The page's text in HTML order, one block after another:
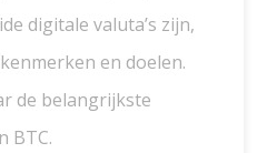
digitale valuta’s zijn,
en doelen.
de belangrijkste
BTC.